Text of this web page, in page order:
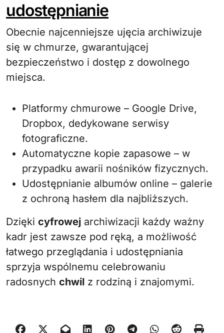
udostępnianie
Obecnie najcenniejsze ujęcia archiwizuje
się w chmurze, gwarantującej
bezpieczeństwo i dostęp z dowolnego
miejsca.
Platformy chmurowe – Google Drive,
Dropbox, dedykowane serwisy
fotograficzne.
Automatyczne kopie zapasowe – w
przypadku awarii nośników fizycznych.
Udostępnianie albumów online – galerie
z ochroną hasłem dla najbliższych.
Dzięki cyfrowej archiwizacji każdy ważny
kadr jest zawsze pod ręką, a możliwość
łatwego przeglądania i udostępniania
sprzyja wspólnemu celebrowaniu
radosnych chwil z rodziną i znajomymi.